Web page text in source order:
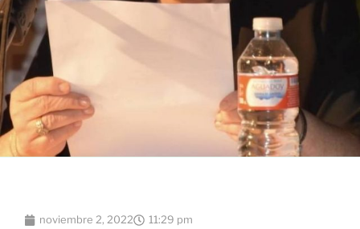
noviembre 2, 2022 11:29 pm